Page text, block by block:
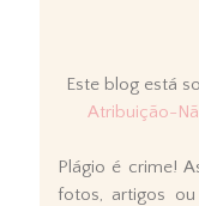
Este blog está
Atribuição-
Plágio é crime!
fotos, artigos